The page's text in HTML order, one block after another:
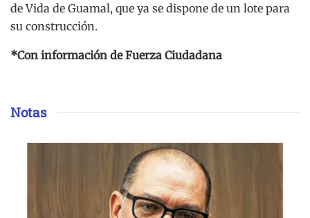
de Vida de Guamal, que ya se dispone de un lote para
su construcción.
*Con información de Fuerza Ciudadana
Notas